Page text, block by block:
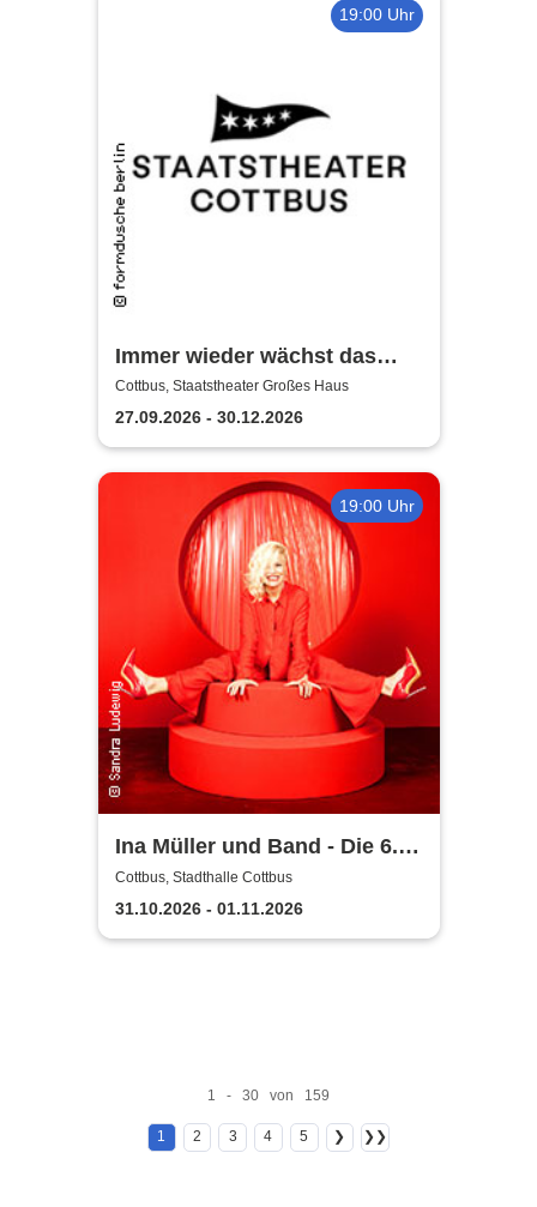
19:00 Uhr
Immer wieder wächst das
Gras - Staatstheater Cottbus
Cottbus, Staatstheater Großes Haus
27.09.2026 - 30.12.2026
19:00 Uhr
Ina Müller und Band - Die 6.0
Tour
Cottbus, Stadthalle Cottbus
31.10.2026 - 01.11.2026
1 - 30 von 159
1 2 3 4 5 ❯ ❯❯